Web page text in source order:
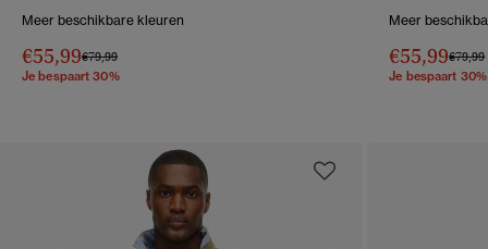
Meer beschikbare kleuren
€55,99Prijs verlaagd van
€79,99naar
Je bespaart 30%
Meer
€55,99Prijs
€79,99
Je bespaart 30%